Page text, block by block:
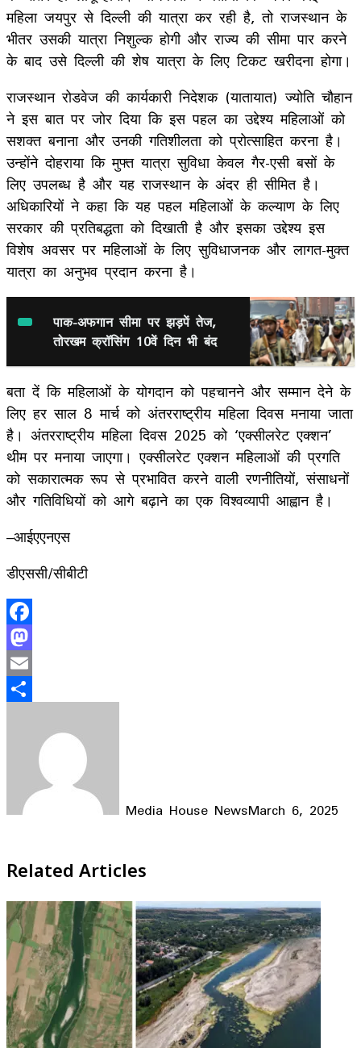
महिला जयपुर से दिल्ली की यात्रा कर रही है, तो राजस्थान के
भीतर उसकी यात्रा निशुल्क होगी और राज्य की सीमा पार करने
के बाद उसे दिल्ली की शेष यात्रा के लिए टिकट खरीदना होगा।
राजस्थान रोडवेज की कार्यकारी निदेशक (यातायात) ज्योति चौहान
ने इस बात पर जोर दिया कि इस पहल का उद्देश्य महिलाओं को
सशक्त बनाना और उनकी गतिशीलता को प्रोत्साहित करना है।
उन्होंने दोहराया कि मुफ्त यात्रा सुविधा केवल गैर-एसी बसों के
लिए उपलब्ध है और यह राजस्थान के अंदर ही सीमित है।
अधिकारियों ने कहा कि यह पहल महिलाओं के कल्याण के लिए
सरकार की प्रतिबद्धता को दिखाती है और इसका उद्देश्य इस
विशेष अवसर पर महिलाओं के लिए सुविधाजनक और लागत-मुक्त
यात्रा का अनुभव प्रदान करना है।
पाक-अफगान सीमा पर झड़पें तेज,
तोरखम क्रॉसिंग 10वें दिन भी बंद
बता दें कि महिलाओं के योगदान को पहचानने और सम्मान देने के
लिए हर साल 8 मार्च को अंतरराष्ट्रीय महिला दिवस मनाया जाता
है। अंतरराष्ट्रीय महिला दिवस 2025 को ‘एक्सीलरेट एक्शन’
थीम पर मनाया जाएगा। एक्सीलरेट एक्शन महिलाओं की प्रगति
को सकारात्मक रूप से प्रभावित करने वाली रणनीतियों, संसाधनों
और गतिविधियों को आगे बढ़ाने का एक विश्वव्यापी आह्वान है।
–आईएएनएस
डीएससी/सीबीटी
Facebook
Mastodon
Email
Media House NewsMarch 6, 2025
Related Articles